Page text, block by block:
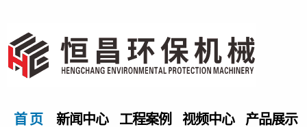
首 页 新闻中心 工程案例 视频中心 产品展示